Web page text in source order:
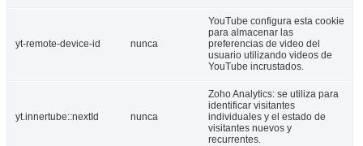
yt-remote-device-id nunca
YouTube configura esta cookie
para almacenar las
preferencias de video del
usuario utilizando videos de
YouTube incrustados.
yt.innertube::nextId nunca
Zoho Analytics: se utiliza para
identificar visitantes
individuales y el estado de
visitantes nuevos y
recurrentes.